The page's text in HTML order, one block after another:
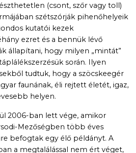
(csont, szőr vagy toll)
szétszórják pihenőhelyeik
kutatói kezek
ezret és a bennük lévő
állapítani, hogy milyen „mintát”
során. Ilyen
tudtuk, hogy a szöcskeegér
faunának, éli rejtett életét, igaz,
helyen.
2006-ban lett vége, amikor
Mezőségben több éves
befogtak egy élő példányt. A
a megtalálással nem ért véget,